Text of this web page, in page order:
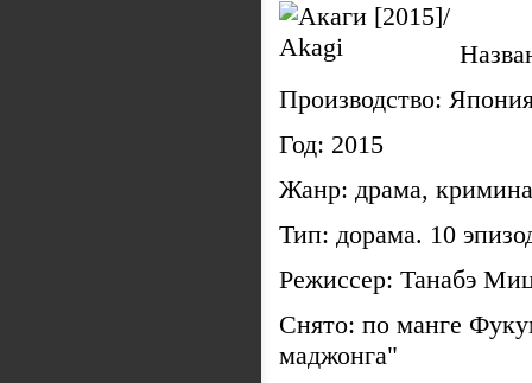
Производство:
Год: 2015
Жанр: драма,
Тип: дорама. 10
Режиссер: Танабэ
Снято: по манге
маджонга"